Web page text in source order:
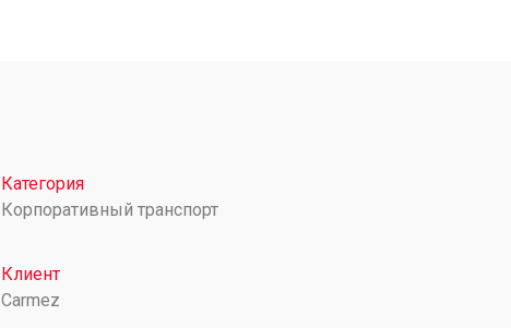
Категория
Корпоративный транспорт
Клиент
Carmez